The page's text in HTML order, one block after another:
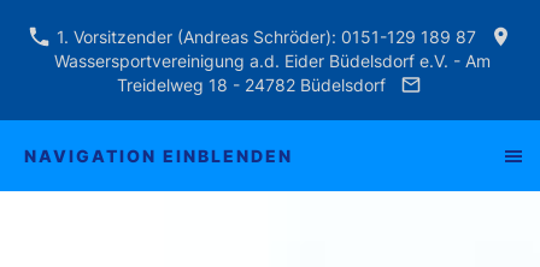
1. Vorsitzender (Andreas Schröder): 0151-129 189 87
Wassersportvereinigung a.d. Eider Büdelsdorf e.V. - Am
Treidelweg 18 - 24782 Büdelsdorf
NAVIGATION EINBLENDEN